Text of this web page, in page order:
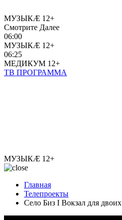
МУЗЫКÆ 12+
Смотрите Далее
06:00
МУЗЫКÆ 12+
06:25
МЕДИКУМ 12+
ТВ ПРОГРАММА
МУЗЫКÆ 12+
Главная
Телепроекты
Село Биз I Вокзал для двоих